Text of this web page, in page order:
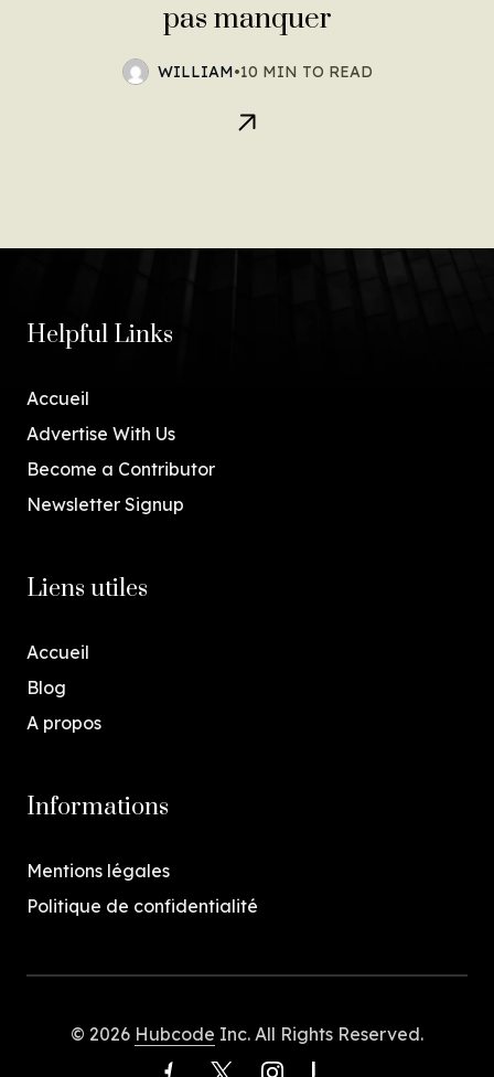
pas manquer
WILLIAM•10 MIN TO READ
Helpful Links
Accueil
Advertise With Us
Become a Contributor
Newsletter Signup
Liens utiles
Accueil
Blog
A propos
Informations
Mentions légales
Politique de confidentialité
© 2026 Hubcode Inc. All Rights Reserved.